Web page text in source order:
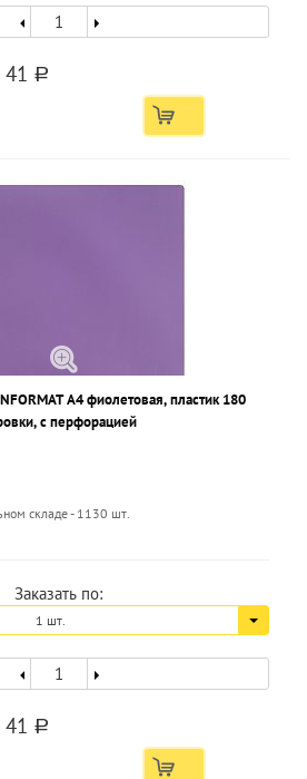
41 a
А4 фиолетовая, пластик 180
с перфорацией
складе - 1130 шт.
Заказать по:
1 шт.
41 a